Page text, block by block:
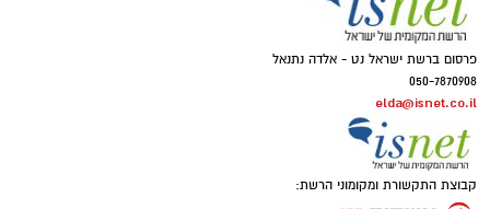
פרסום ברשת ישראל נט - אלדה נתנאל
050-7870908
elda@isnet.co.il
קבוצת התקשורת ומקומוני הרשת: